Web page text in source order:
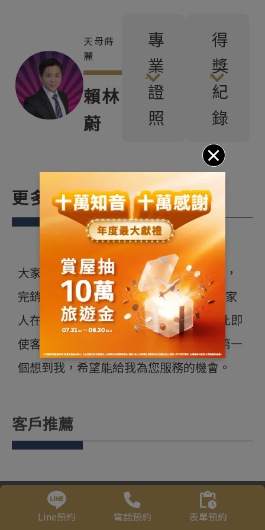
天母蒔
麗
賴林
蔚
專
業
證
照
得
獎
紀
錄
更多關於我
大家好，我是賴林蔚，進遠雄7年的時間，
完銷3個案子；對每一組客戶都像自己的家
人在買房子般的給客戶服務與建議，因此即
使客戶現在不買未來有買房的需求也會第一
個想到我，希望能給我為您服務的機會。
客戶推薦
Line預約 電話預約 表單預約